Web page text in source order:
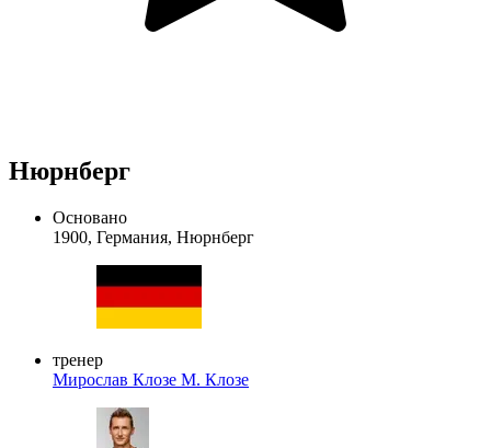
Нюрнберг
Основано
1900, Германия, Нюрнберг
тренер
Мирослав Клозе М. Клозе